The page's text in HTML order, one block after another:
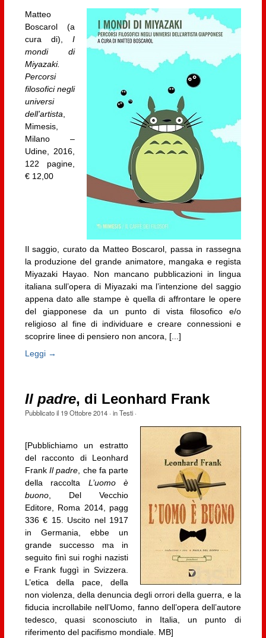
Matteo
Boscarol (a
cura di),I
mondi di
Miyazaki.
Percorsi
filosofici negli
universi
dell’artista,
Mimesis,
Milano –
Udine, 2016,
122 pagine,
€ 12,00
Il saggio, curato da Matteo Boscarol, passa in rassegna
la produzione del grande animatore, mangaka e regista
Miyazaki Hayao. Non mancano pubblicazioni in lingua
italiana sull’opera di Miyazaki ma l’intenzione del saggio
appena dato alle stampe è quella di affrontare le opere
del giapponese da un punto di vista filosofico e/o
religioso al fine di individuare e creare connessioni e
scoprire linee di pensiero non ancora, [...]
Leggi →
Il padre, di Leonhard Frank
Pubblicato il 19 Ottobre 2014· inTesti·
[Pubblichiamo un estratto
del racconto di Leonhard
Frank Il padre, che fa parte
della raccolta L’uomo è
buono, Del Vecchio
Editore, Roma 2014, pagg
336 € 15. Uscito nel 1917
in Germania, ebbe un
grande successo ma in
seguito finì sui roghi nazisti
e Frank fuggì in Svizzera.
L’etica della pace, della
non violenza, della denuncia degli orrori della guerra, e la
fiducia incrollabile nell’Uomo, fanno dell’opera dell’autore
tedesco, quasi sconosciuto in Italia, un punto di
riferimento del pacifismo mondiale. MB]